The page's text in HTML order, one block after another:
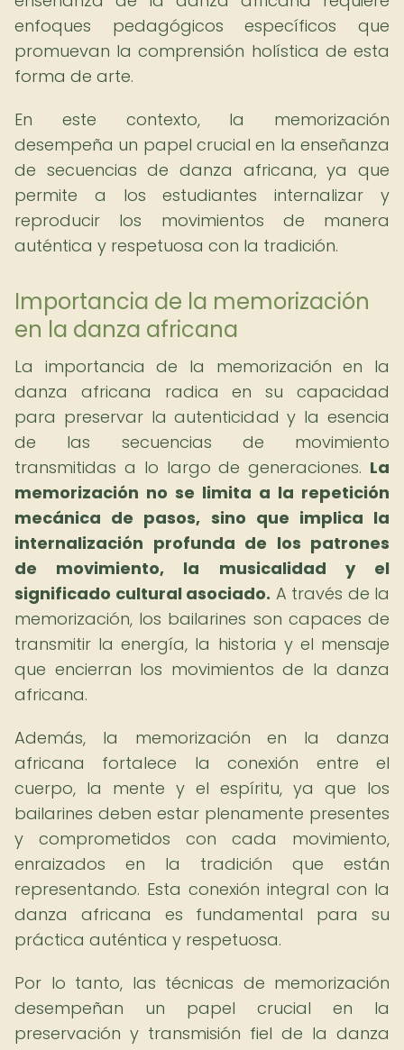
enfoques pedagógicos específicos que
promuevan la comprensión holística de esta
forma de arte.
En este contexto, la memorización
desempeña un papel crucial en la enseñanza
de secuencias de danza africana, ya que
permite a los estudiantes internalizar y
reproducir los movimientos de manera
auténtica y respetuosa con la tradición.
Importancia de la memorización
en la danza africana
La importancia de la memorización en la
danza africana radica en su capacidad
para preservar la autenticidad y la esencia
de las secuencias de movimiento
transmitidas a lo largo de generaciones. La
memorización no se limita a la repetición
mecánica de pasos, sino que implica la
internalización profunda de los patrones
de movimiento, la musicalidad y el
significado cultural asociado. A través de la
memorización, los bailarines son capaces de
transmitir la energía, la historia y el mensaje
que encierran los movimientos de la danza
africana.
Además, la memorización en la danza
africana fortalece la conexión entre el
cuerpo, la mente y el espíritu, ya que los
bailarines deben estar plenamente presentes
y comprometidos con cada movimiento,
enraizados en la tradición que están
representando. Esta conexión integral con la
danza africana es fundamental para su
práctica auténtica y respetuosa.
Por lo tanto, las técnicas de memorización
desempeñan un papel crucial en la
preservación y transmisión fiel de la danza